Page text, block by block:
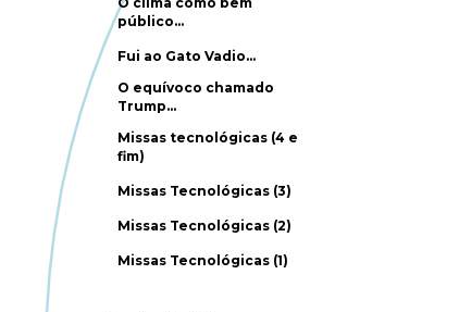
público…
Fui ao Gato Vadio…
O equívoco chamado
Trump…
Missas tecnológicas (4 e
fim)
Missas Tecnológicas (3)
Missas Tecnológicas (2)
Missas Tecnológicas (1)